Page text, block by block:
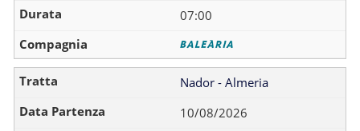
07:00
Nador - Almeria
10/08/2026